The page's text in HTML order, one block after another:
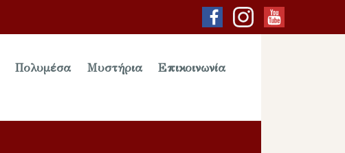
Πολυμέσα Μυστήρια Επικοινωνία